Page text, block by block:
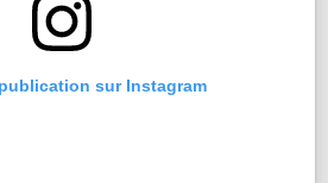
sur Instagram